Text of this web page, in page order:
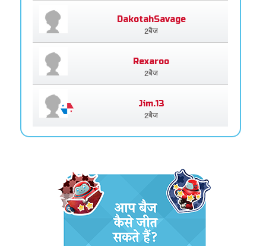
DakotahSavage
2बैज
Rexaroo
2बैज
Jim.13
2बैज